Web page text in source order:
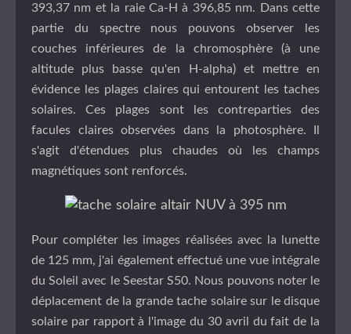
393,37 nm et la raie Ca-H à 396,85 nm. Dans cette
partie du spectre nous pouvons observer les
couches inférieures de la chromosphère (à une
altitude plus basse qu'en H-alpha) et mettre en
évidence les plages claires qui entourent les taches
solaires. Ces plages sont les contreparties des
facules claires observées dans la photosphère. Il
s'agit d'étendues plus chaudes où les champs
magnétiques sont renforcés.
Pour compléter les images réalisées avec la lunette
de 125 mm, j'ai également effectué une vue intégrale
du Soleil avec le Seestar S50. Nous pouvons noter le
déplacement de la grande tache solaire sur le disque
solaire par rapport à l'image du 30 avril du fait de la